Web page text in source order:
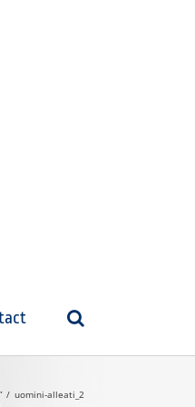
uomini-alleati_2